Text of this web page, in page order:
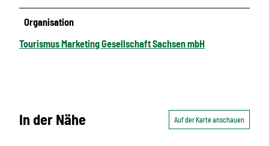
Organisation
Tourismus Marketing Gesellschaft Sachsen mbH
In der Nähe Auf der Karte anschauen